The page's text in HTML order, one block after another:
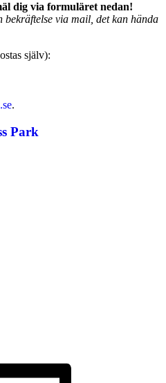
dig via formuläret nedan!
via mail, det kan hända
själv):
.
Park